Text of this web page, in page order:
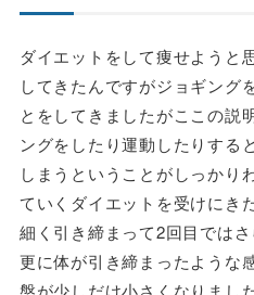
ダイエットをして痩せようと
してきたんですがジョギング
とをしてきましたがここの説
ングをしたり運動したりする
しまうということがしっかり
ていくダイエットを受けにき
細く引き締まって2回目では
更に体が引き締まったような
盤が少しだけ小さくなりまし